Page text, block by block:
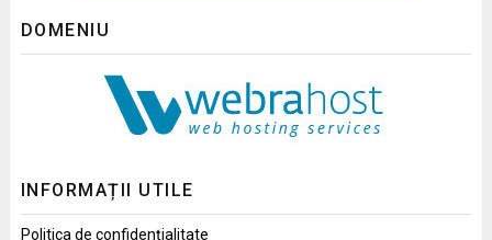
DOMENIU
INFORMAȚII UTILE
Politica de confidențialitate